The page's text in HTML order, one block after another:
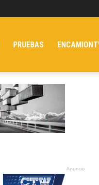
PRUEBAS
Anuncio